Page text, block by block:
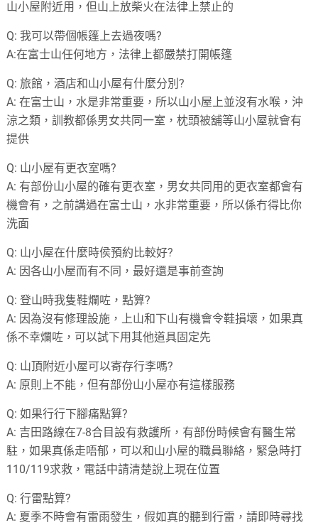
山小屋附近用，但山上放柴火在法律上禁止的
Q:我可以帶個帳篷上去過夜嗎?
A:在富士山任何地方，法律上都嚴禁打開帳篷
Q:旅館，酒店和山小屋有什麼分別?
A:在富士山，水是非常重要，所以山小屋上並沒有水喉，沖
涼之類，訓教都係男女共同一室，枕頭被舖等山小屋就會有
提供
Q: 山小屋有更衣室嗎?
A: 有部份山小屋的確有更衣室，男女共同用的更衣室都會有
機會有，之前講過在富士山，水非常重要，所以係冇得比你
洗面
Q: 山小屋在什麼時侯預約比較好?
A: 因各山小屋而有不同，最好還是事前查詢
Q:登山時我隻鞋爛咗，點算?
A: 因為沒有修理設施，上山和下山有機會令鞋損壞，如果真
係不幸爛咗，可以試下用其他道具固定先
Q: 山頂附近小屋可以寄存行李嗎?
A: 原則上不能，但有部份山小屋亦有這樣服務
Q:如果行行下腳痛點算?
A: 吉田路線在7-8合目設有救護所，有部份時候會有醫生常
駐，如果真係走唔郁，可以和山小屋的職員聯絡，緊急時打
110/119求救，電話中請清楚說上現在位置
Q:行雷點算?
A: 夏季不時會有雷雨發生，假如真的聽到行雷，請即時尋找